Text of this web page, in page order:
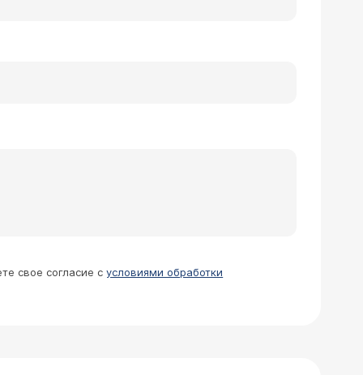
дышит, что то с тонусом сосудов
записаться и какие анализы
свое согласие сусловиями обработки